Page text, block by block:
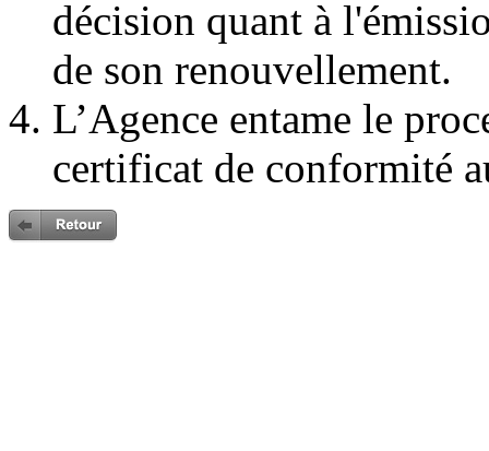
décision quant à
de son renouvellement.
L’Agence entame le
certificat de conformité